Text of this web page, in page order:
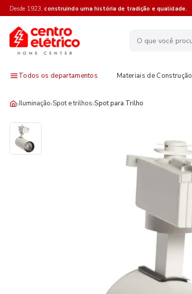
Desde 1923,construindo uma história de tradição e qualidade.
Todos os departamentos Materiais de Construção
›Iluminação›Spot e trilhos›Spot para Trilho